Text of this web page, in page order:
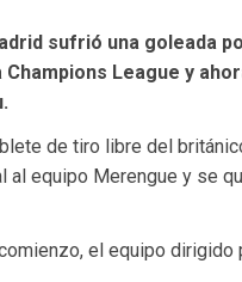
sufrió una goleada
Champions League y
de tiro libre del
al equipo Merengue y se
el equipo